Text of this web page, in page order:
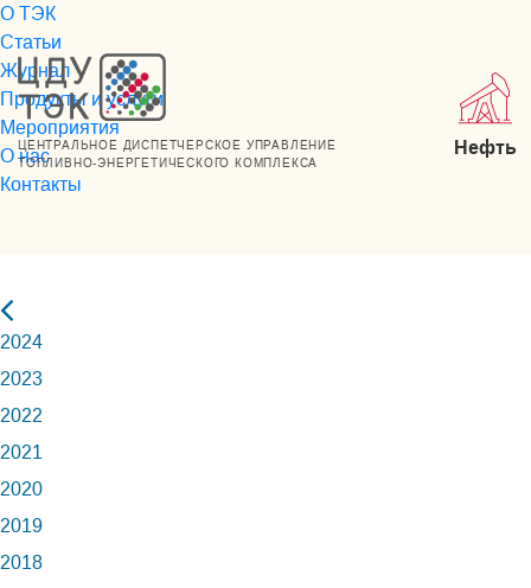
ЦЕНТРАЛЬНОЕ ДИСПЕТЧЕРСКОЕ УПРАВЛЕНИЕ
ТОПЛИВНО-ЭНЕРГЕТИЧЕСКОГО КОМПЛЕКСА
Нефть
О ТЭК
Статьи
Журнал
Продукты и услуги
Мероприятия
О нас
Контакты
2024
2023
2022
2021
2020
2019
2018